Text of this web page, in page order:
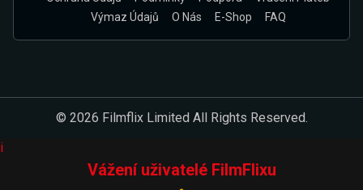
Výmaz Údajů
O Nás E-Shop FAQ
© 2026 Filmflix Limited All Rights Reserved.
i
Vážení uživatelé FilmFlixu